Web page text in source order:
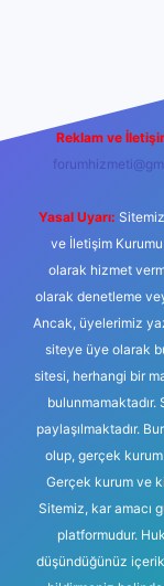
Reklam ve
Yasal Uyarı:
ve İletişim Kurumu
olarak hizmet
olarak denetleme
Ancak, üyelerimiz
siteye üye olarak
sitesi, herhangi bir
bulunmamaktadır.
paylaşılmaktadır.
olup, gerçek kurum
Gerçek kurum ve
Sitemiz, kar amacı
platformudur.
düşündüğünüz